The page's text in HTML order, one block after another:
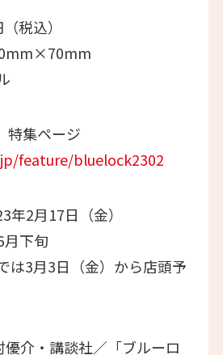
税込）
特集ページ
feature/bluelock2302
年2月17日（金）
下旬
は3月3日（金）から店頭予
介・講談社／「ブルーロ